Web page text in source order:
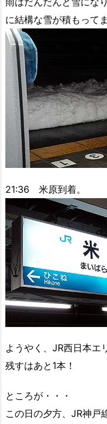
に結構な雪が積もってま
21:36 米原到着。
ようやく、JR西日本エ
残すはあと1本！
ところが・・・
この日の夕方、JR神戸